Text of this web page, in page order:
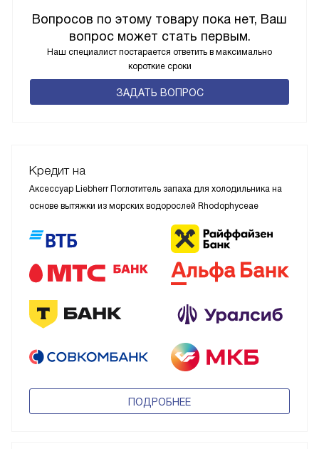
Вопросов по этому товару пока нет, Ваш
вопрос может стать первым.
Наш специалист постарается ответить в максимально
короткие сроки
ЗАДАТЬ ВОПРОС
Кредит на
Аксессуар Liebherr Поглотитель запаха для холодильника на
основе вытяжки из морских водорослей Rhodophyceae
ПОДРОБНЕЕ